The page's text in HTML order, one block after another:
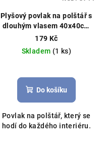
Plyšový povlak na polštář s
dlouhým vlasem 40x40cm
tmavě růžový
179 Kč
Skladem (1 ks)
Do košíku
Povlak na polštář, který se
hodí do každého interiéru.